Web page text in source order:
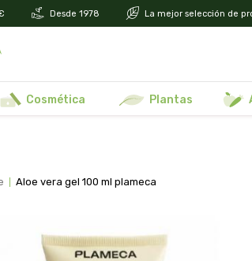
Desde 1978 La mejor selección de
cosmética plantas
aloe vera gel 100 ml plameca